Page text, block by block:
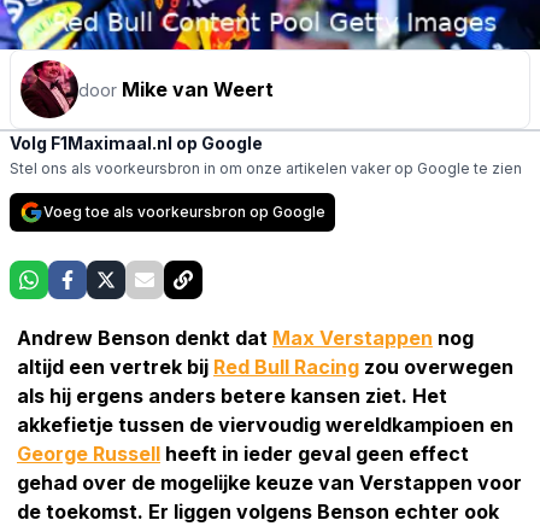
door Mike van Weert
Volg F1Maximaal.nl op Google
Stel ons als voorkeursbron in om onze artikelen vaker op Google te zien
Voeg toe als voorkeursbron op Google
Andrew Benson denkt dat Max Verstappen nog
altijd een vertrek bij Red Bull Racing zou overwegen
als hij ergens anders betere kansen ziet. Het
akkefietje tussen de viervoudig wereldkampioen en
George Russell heeft in ieder geval geen effect
gehad over de mogelijke keuze van Verstappen voor
de toekomst. Er liggen volgens Benson echter ook